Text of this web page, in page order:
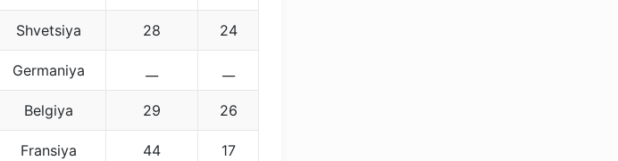
Shvetsiya 28 24
Germaniya
Belgiya 29 26
Fransiya 44 17